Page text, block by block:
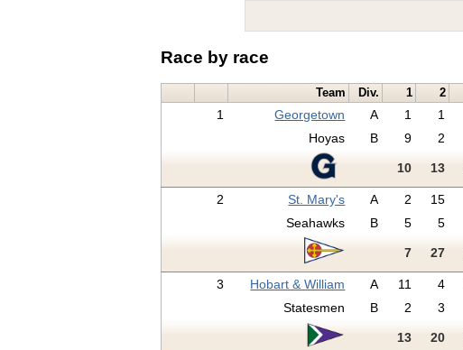
Race by race
Team Div. 1 2
1 Georgetown A 1 1
Hoyas
B 9 2
10 13
2 St. Mary's A 2 15
Seahawks
B 5 5
7 27
3 Hobart & William A 11 4
Statesmen
B 2 3
13 20